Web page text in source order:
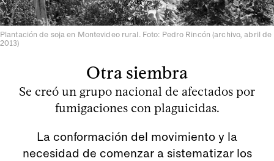
Plantación de soja en Montevideo rural. Foto: Pedro Rincón (archivo, abril de
2013)
Otra siembra
Se creó un grupo nacional de afectados por
fumigaciones con plaguicidas.
La conformación del movimiento y la
necesidad de comenzar a sistematizar los